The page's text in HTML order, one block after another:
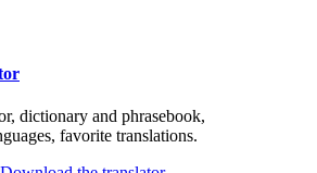
dictionary and phrasebook,
favorite translations.